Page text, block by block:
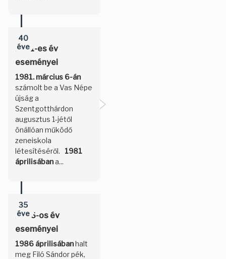
40
éve
1981-es év
eseményei
1981. március 6-án
számolt be a Vas Népe
újság a
Szentgotthárdon
augusztus 1-jétől
önállóan működő
zeneiskola
létesítéséről. 1981
áprilisábana...
35
éve
1986-os év
eseményei
1986 áprilisábanhalt
meg Filó Sándor pék,